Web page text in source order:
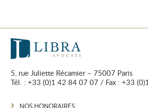
5, rue Juliette Récamier – 75007 Paris
Tél. :+33 (0)1 42 84 07 07 / Fax : +33
NOS HONORAIRES